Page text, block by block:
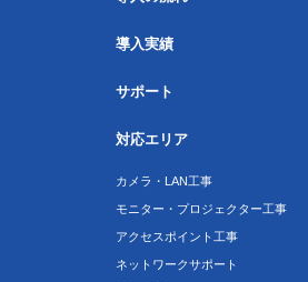
導入実績
サポート
対応エリア
カメラ・LAN工事
モニター・プロジェクター工事
アクセスポイント工事
ネットワークサポート